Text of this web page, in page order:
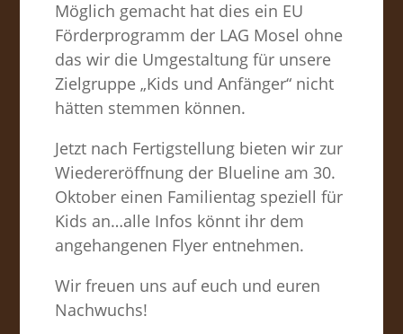
Möglich gemacht hat dies ein EU
Förderprogramm der LAG Mosel ohne
das wir die Umgestaltung für unsere
Zielgruppe „Kids und Anfänger“ nicht
hätten stemmen können.
Jetzt nach Fertigstellung bieten wir zur
Wiedereröffnung der Blueline am 30.
Oktober einen Familientag speziell für
Kids an…alle Infos könnt ihr dem
angehangenen Flyer entnehmen.
Wir freuen uns auf euch und euren
Nachwuchs!